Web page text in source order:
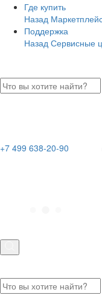
Где купить
Назад
Поддержка
Назад Сервисные
+7 499 638-20-90